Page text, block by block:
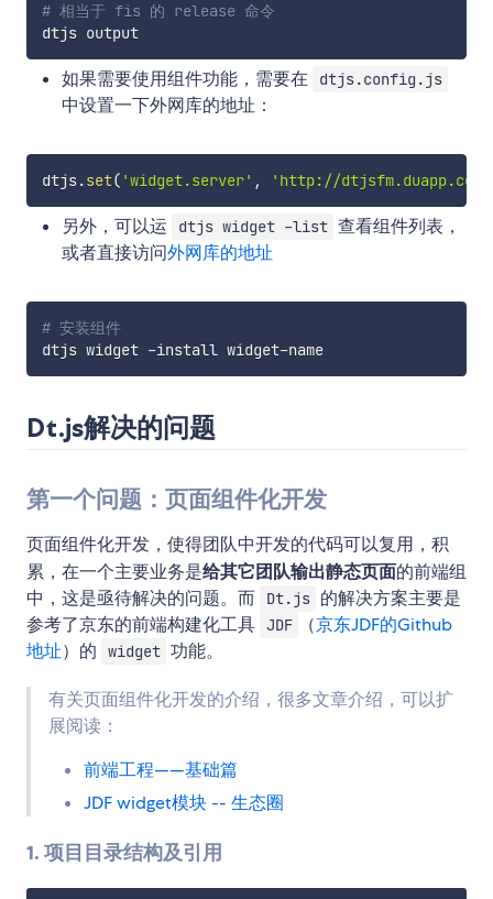
# 相当于 fis 的 release 命令
dtjs output
如果需要使用组件功能，需要在 dtjs.config.js
中设置一下外网库的地址：
dtjs.set( 'widget.server' , 'http://dtjsfm.duapp.com'
另外，可以运 dtjs widget -list 查看组件列表，
或者直接访问外网库的地址
# 安装组件
dtjs widget -install widget-name
Dt.js解决的问题
第一个问题：页面组件化开发
页面组件化开发，使得团队中开发的代码可以复用，积
累，在一个主要业务是给其它团队输出静态页面的前端组
中，这是亟待解决的问题。而
Dt.js 的解决方案主要是
参考了京东的前端构建化工具 JDF （京东JDF的Github
地址）的 widget 功能。
有关页面组件化开发的介绍，很多文章介绍，可以扩
展阅读：
前端工程——基础篇
JDF widget模块 -- 生态圈
1. 项目目录结构及引用